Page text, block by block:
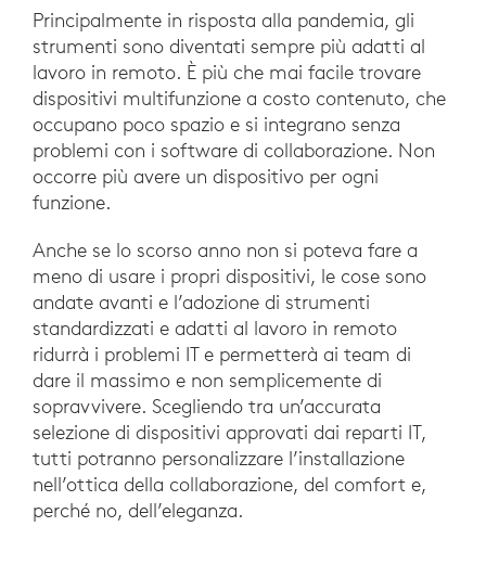
Principalmente in risposta alla pandemia, gli
strumenti sono diventati sempre più adatti al
lavoro in remoto. È più che mai facile trovare
dispositivi multifunzione a costo contenuto, che
occupano poco spazio e si integrano senza
problemi con i software di collaborazione. Non
occorre più avere un dispositivo per ogni
funzione.
Anche se lo scorso anno non si poteva fare a
meno di usare i propri dispositivi, le cose sono
andate avanti e l’adozione di strumenti
standardizzati e adatti al lavoro in remoto
ridurrà i problemi IT e permetterà ai team di
dare il massimo e non semplicemente di
sopravvivere. Scegliendo tra un’accurata
selezione di dispositivi approvati dai reparti IT,
tutti potranno personalizzare l’installazione
nell’ottica della collaborazione, del comfort e,
perché no, dell’eleganza.